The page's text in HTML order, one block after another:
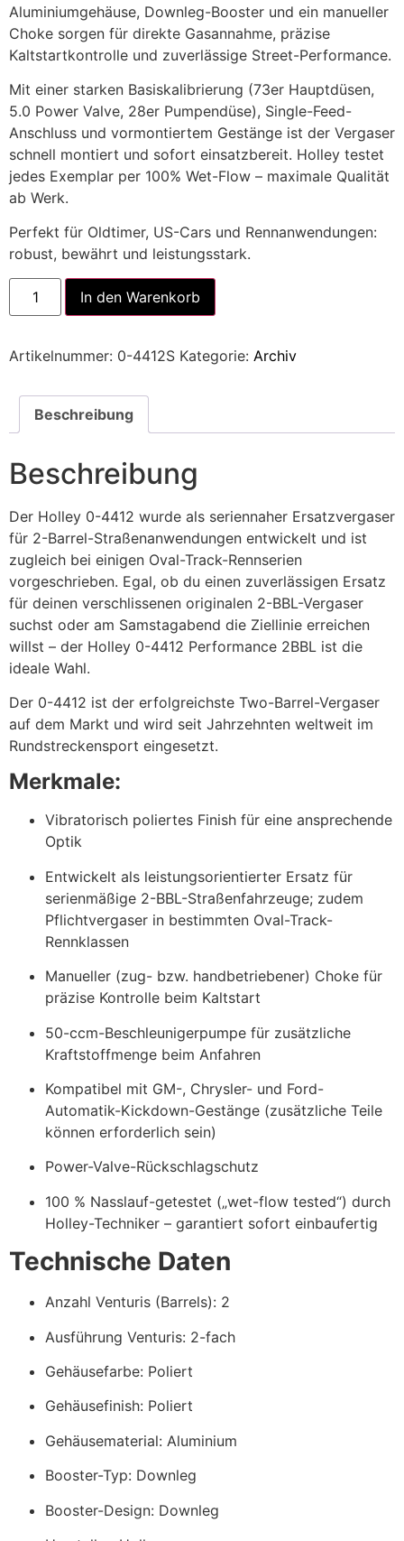
Aluminiumgehäuse, Downleg-Booster und ein manueller
Choke sorgen für direkte Gasannahme, präzise
Kaltstartkontrolle und zuverlässige Street-Performance.
Mit einer starken Basiskalibrierung (73er Hauptdüsen,
5.0 Power Valve, 28er Pumpendüse), Single-Feed-
Anschluss und vormontiertem Gestänge ist der Vergaser
schnell montiert und sofort einsatzbereit. Holley testet
jedes Exemplar per 100% Wet-Flow – maximale Qualität
ab Werk.
Perfekt für Oldtimer, US-Cars und Rennanwendungen:
robust, bewährt und leistungsstark.
In den Warenkorb
Artikelnummer: 0-4412S Kategorie: Archiv
Beschreibung
Beschreibung
Der Holley 0-4412 wurde als seriennaher Ersatzvergaser
für 2-Barrel-Straßenanwendungen entwickelt und ist
zugleich bei einigen Oval-Track-Rennserien
vorgeschrieben. Egal, ob du einen zuverlässigen Ersatz
für deinen verschlissenen originalen 2-BBL-Vergaser
suchst oder am Samstagabend die Ziellinie erreichen
willst – der Holley 0-4412 Performance 2BBL ist die
ideale Wahl.
Der 0-4412 ist der erfolgreichste Two-Barrel-Vergaser
auf dem Markt und wird seit Jahrzehnten weltweit im
Rundstreckensport eingesetzt.
Merkmale:
Vibratorisch poliertes Finish für eine ansprechende
Optik
Entwickelt als leistungsorientierter Ersatz für
serienmäßige 2-BBL-Straßenfahrzeuge; zudem
Pflichtvergaser in bestimmten Oval-Track-
Rennklassen
Manueller (zug- bzw. handbetriebener) Choke für
präzise Kontrolle beim Kaltstart
50-ccm-Beschleunigerpumpe für zusätzliche
Kraftstoffmenge beim Anfahren
Kompatibel mit GM-, Chrysler- und Ford-
Automatik-Kickdown-Gestänge (zusätzliche Teile
können erforderlich sein)
Power-Valve-Rückschlagschutz
100 % Nasslauf-getestet („wet-flow tested“) durch
Holley-Techniker – garantiert sofort einbaufertig
Technische Daten
Anzahl Venturis (Barrels): 2
Ausführung Venturis: 2-fach
Gehäusefarbe: Poliert
Gehäusefinish: Poliert
Gehäusematerial: Aluminium
Booster-Typ: Downleg
Booster-Design: Downleg